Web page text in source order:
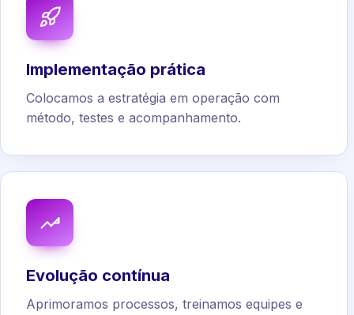
Implementação prática
Colocamos a estratégia em operação com
método, testes e acompanhamento.
Evolução contínua
Aprimoramos processos, treinamos equipes e